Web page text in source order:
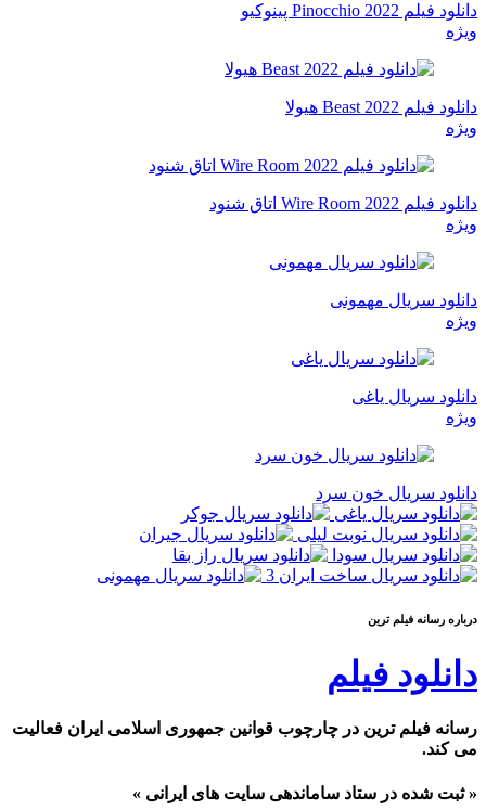
دانلود فیلم Pinocchio 2022 پینوکیو
ویژه
دانلود فیلم Beast 2022 هیولا
ویژه
دانلود فیلم Wire Room 2022 اتاق شنود
ویژه
دانلود سریال مهمونی
ویژه
دانلود سریال یاغی
ویژه
دانلود سریال خون سرد
درباره رسانه فيلم ترين
دانلود فیلم
رسانه فیلم ترین در چارچوب قوانین جمهوری اسلامی ایران فعالیت
می کند.
« ثبت شده در ستاد ساماندهی سایت های ایرانی »